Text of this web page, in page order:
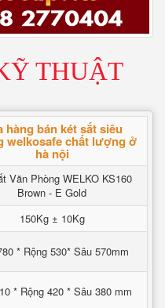
THUẬT
hàng bán két sắt siêu
welkosafe chất lượng ở
hà nội
Văn Phòng WELKO KS160
Brown - E Gold
150Kg ± 10Kg
* Rộng 530* Sâu 570mm
* Rộng 420 * Sâu 380 mm